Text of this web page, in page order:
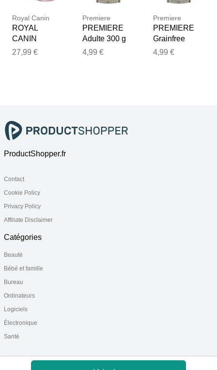
Royal Canin
ROYAL
CANIN
Babycat Milk
27,99 €
Premiere
PREMIERE
Adulte 300 g
4,99 €
Premiere
PREMIERE
Grainfree
Faisan 300 g
4,99 €
ProductShopper.fr
Contact
Cookie Policy
Privacy Policy
Affiliate Disclaimer
Catégories
Beauté
Bébé et famille
Bureau
Ordinateurs
Logiciels
Électronique
Santé